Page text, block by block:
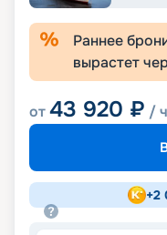
Раннее
вырастет
от43 920 ₽ /
+2